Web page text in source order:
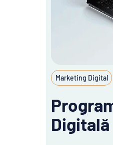
Digitală
Marketing Digital